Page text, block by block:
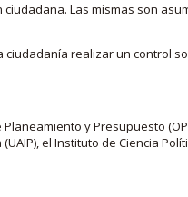
Las mismas son
realizar un control
y Presupuesto
el Instituto de Ciencia